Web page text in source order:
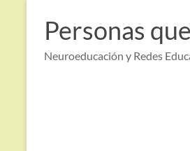
contenido
Personas
Neuroeducación y Redes